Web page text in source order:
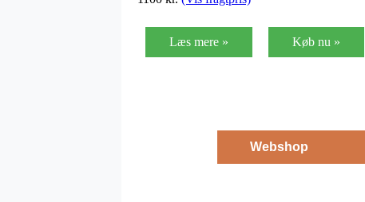
Læs mere » Køb nu »
Webshop